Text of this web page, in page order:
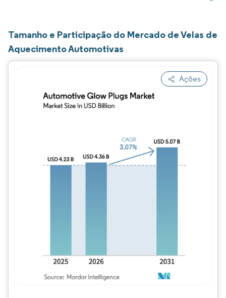
Tamanho e Participação do Mercado de Velas de
Aquecimento Automotivas
Ações